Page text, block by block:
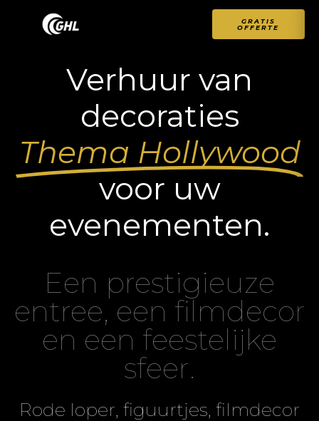
GRATIS
OFFERTE
Verhuur van
decoraties
Thema Hollywood
voor uw
evenementen.
Een prestigieuze
entree, een filmdecor
en een feestelijke
sfeer.
Rode loper, figuurtjes, filmdecor